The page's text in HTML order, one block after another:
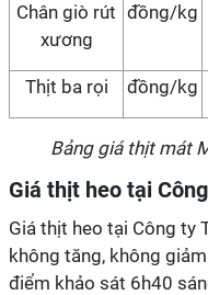
Chân giò rút
xương
đồng/kg
Thịt ba rọi đồng/kg
Bảng giá thịt mát
Giá thịt heo tại
Giá thịt heo tại Công ty
không tăng, không
điểm khảo sát 6h40